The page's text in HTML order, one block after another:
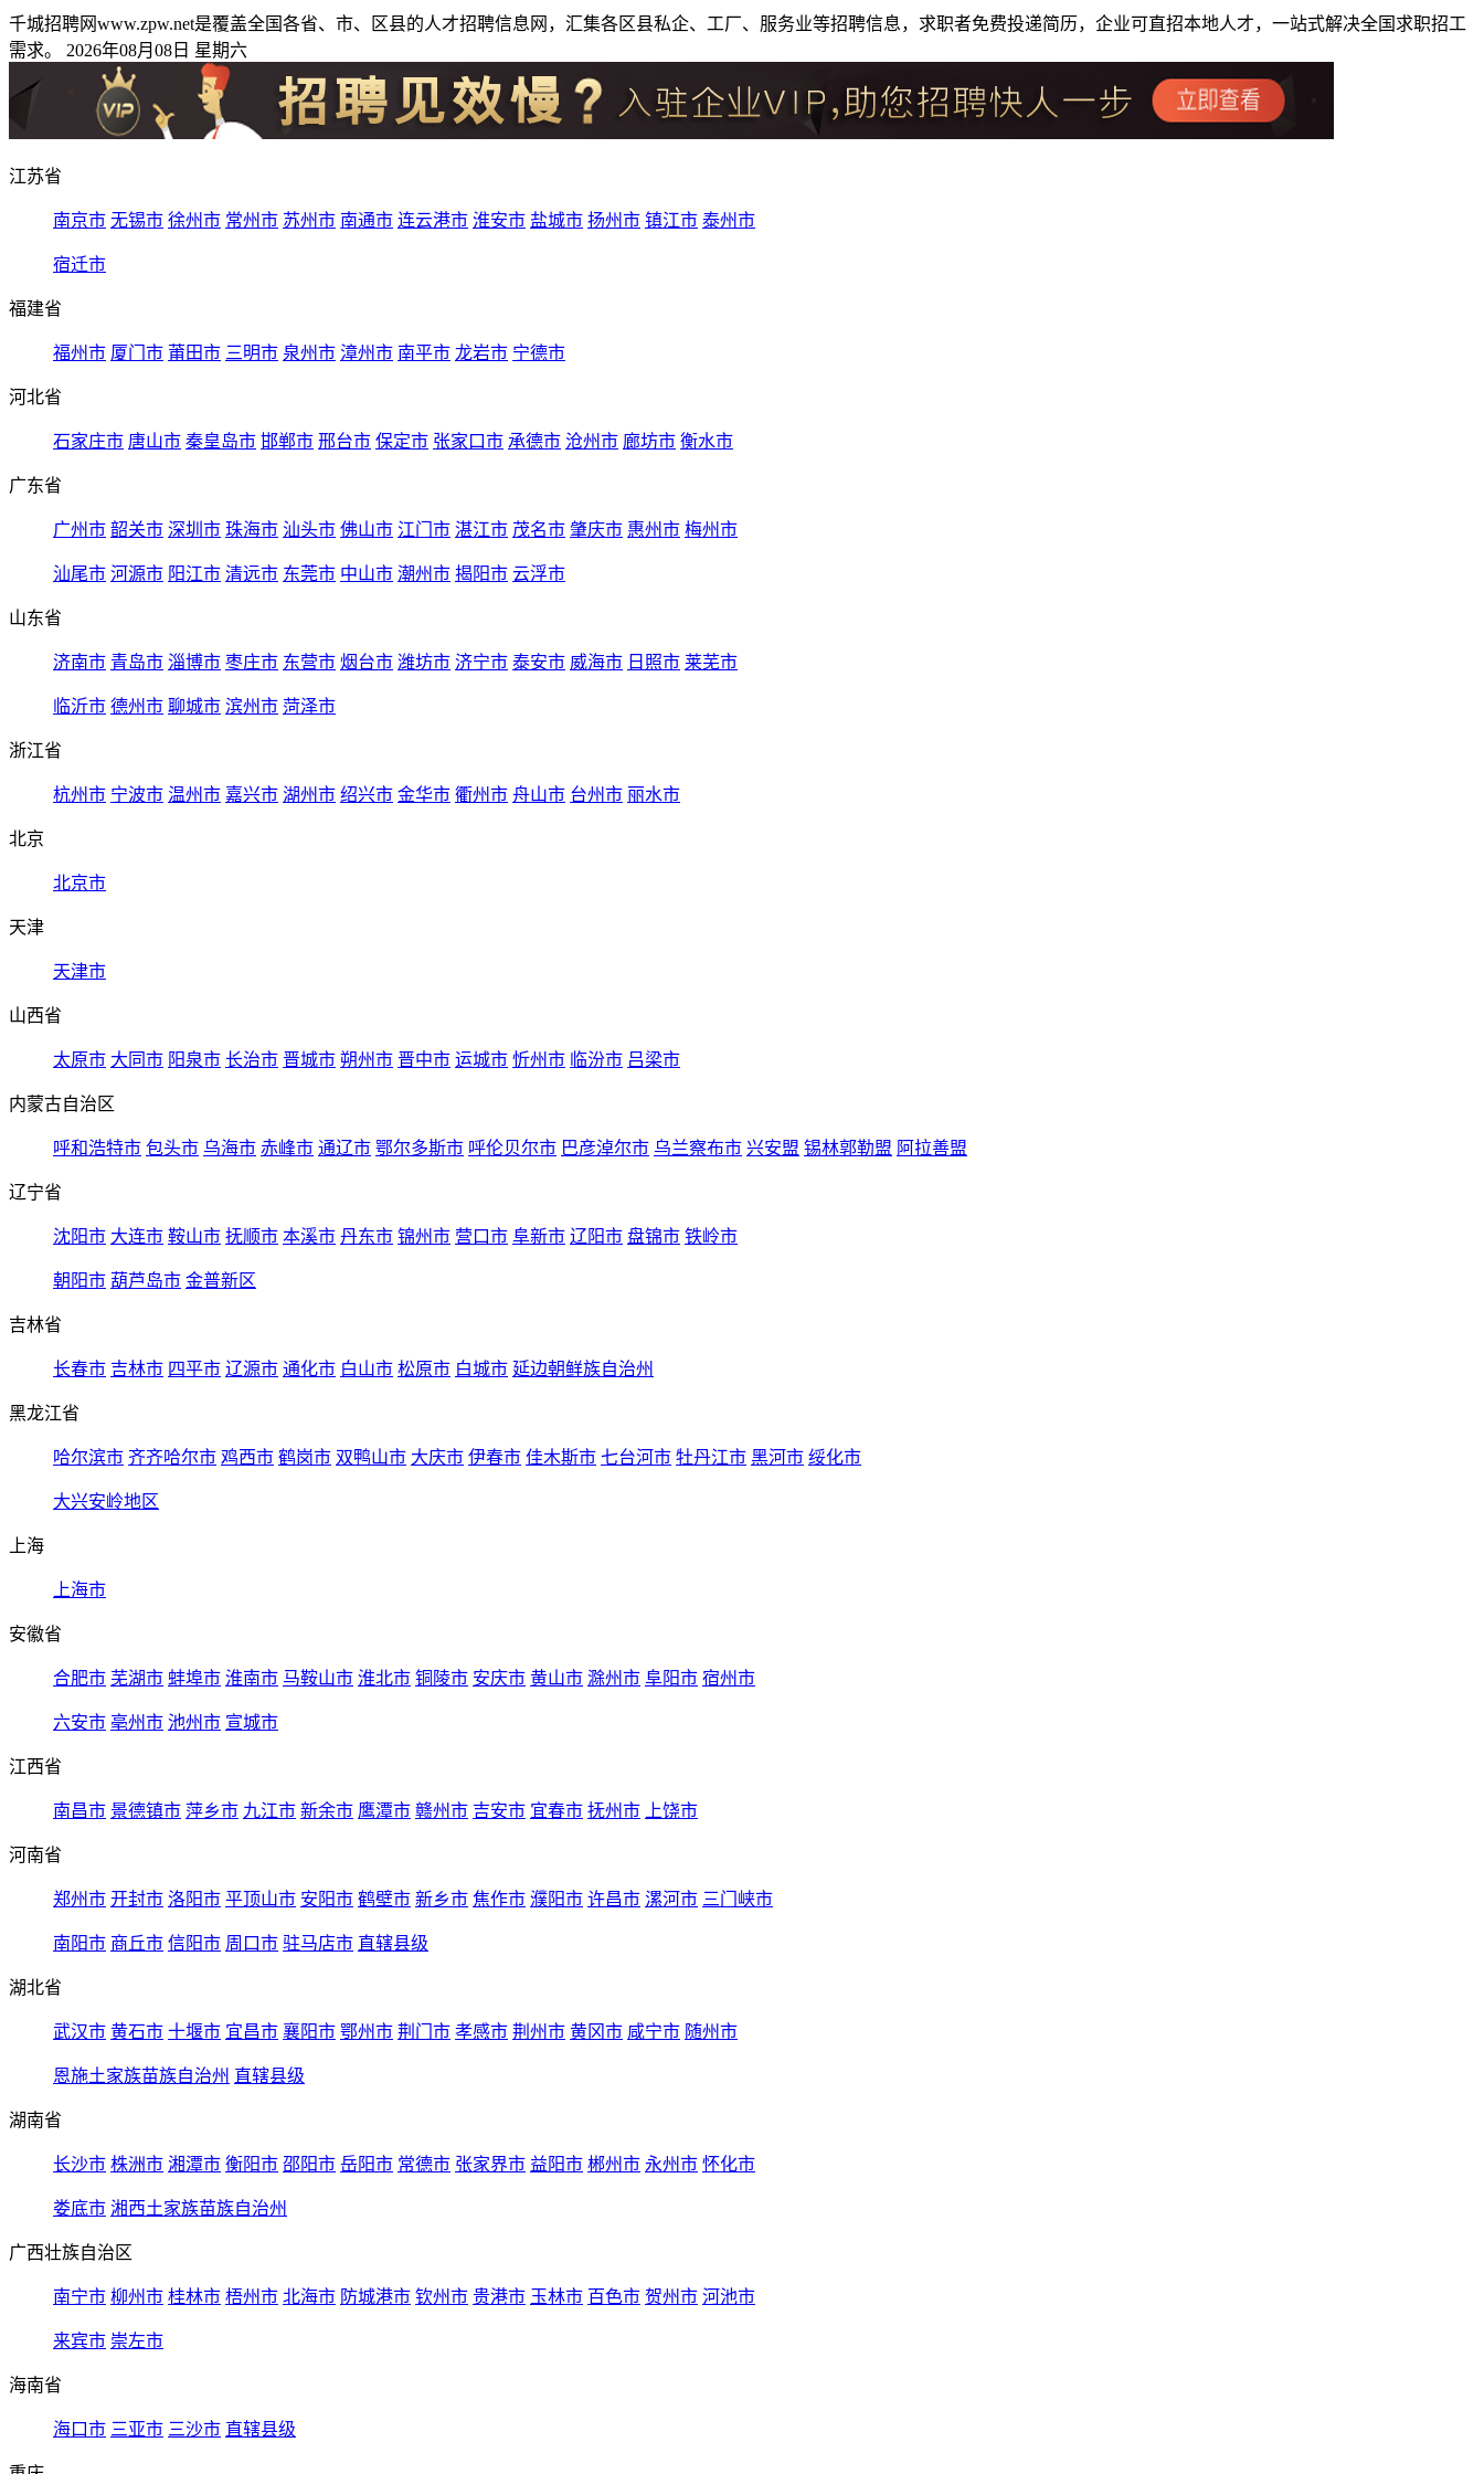
千城招聘网www.zpw.net是覆盖全国各省、市、区县的人才招聘信息网，汇集各区县私企、工厂、服务业等招聘信息，求职者免费投递简历，企业可直招本地人才，一站式解决全国求职招工
需求。 2026年08月08日 星期六
江苏省
南京市 无锡市 徐州市 常州市 苏州市 南通市 连云港市 淮安市 盐城市 扬州市 镇江市 泰州市
宿迁市
福建省
福州市 厦门市 莆田市 三明市 泉州市 漳州市 南平市 龙岩市 宁德市
河北省
石家庄市 唐山市 秦皇岛市 邯郸市 邢台市 保定市 张家口市 承德市 沧州市 廊坊市 衡水市
广东省
广州市 韶关市 深圳市 珠海市 汕头市 佛山市 江门市 湛江市 茂名市 肇庆市 惠州市 梅州市
汕尾市 河源市 阳江市 清远市 东莞市 中山市 潮州市 揭阳市 云浮市
山东省
济南市 青岛市 淄博市 枣庄市 东营市 烟台市 潍坊市 济宁市 泰安市 威海市 日照市 莱芜市
临沂市 德州市 聊城市 滨州市 菏泽市
浙江省
杭州市 宁波市 温州市 嘉兴市 湖州市 绍兴市 金华市 衢州市 舟山市 台州市 丽水市
北京
北京市
天津
天津市
山西省
太原市 大同市 阳泉市 长治市 晋城市 朔州市 晋中市 运城市 忻州市 临汾市 吕梁市
内蒙古自治区
呼和浩特市 包头市 乌海市 赤峰市 通辽市 鄂尔多斯市 呼伦贝尔市 巴彦淖尔市 乌兰察布市 兴安盟 锡林郭勒盟 阿拉善盟
辽宁省
沈阳市 大连市 鞍山市 抚顺市 本溪市 丹东市 锦州市 营口市 阜新市 辽阳市 盘锦市 铁岭市
朝阳市 葫芦岛市 金普新区
吉林省
长春市 吉林市 四平市 辽源市 通化市 白山市 松原市 白城市 延边朝鲜族自治州
黑龙江省
哈尔滨市 齐齐哈尔市 鸡西市 鹤岗市 双鸭山市 大庆市 伊春市 佳木斯市 七台河市 牡丹江市 黑河市 绥化市
大兴安岭地区
上海
上海市
安徽省
合肥市 芜湖市 蚌埠市 淮南市 马鞍山市 淮北市 铜陵市 安庆市 黄山市 滁州市 阜阳市 宿州市
六安市 亳州市 池州市 宣城市
江西省
南昌市 景德镇市 萍乡市 九江市 新余市 鹰潭市 赣州市 吉安市 宜春市 抚州市 上饶市
河南省
郑州市 开封市 洛阳市 平顶山市 安阳市 鹤壁市 新乡市 焦作市 濮阳市 许昌市 漯河市 三门峡市
南阳市 商丘市 信阳市 周口市 驻马店市 直辖县级
湖北省
武汉市 黄石市 十堰市 宜昌市 襄阳市 鄂州市 荆门市 孝感市 荆州市 黄冈市 咸宁市 随州市
恩施土家族苗族自治州 直辖县级
湖南省
长沙市 株洲市 湘潭市 衡阳市 邵阳市 岳阳市 常德市 张家界市 益阳市 郴州市 永州市 怀化市
娄底市 湘西土家族苗族自治州
广西壮族自治区
南宁市 柳州市 桂林市 梧州市 北海市 防城港市 钦州市 贵港市 玉林市 百色市 贺州市 河池市
来宾市 崇左市
海南省
海口市 三亚市 三沙市 直辖县级